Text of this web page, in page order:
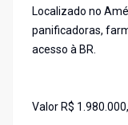
Localizado no
panificadoras,
acesso à BR.
Valor R$